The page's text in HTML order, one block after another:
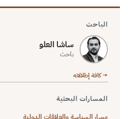
الباحث
ساشا العلو
باحث
→ كافة إطلالاته
المسارات البحثية
مسار السياسة والعلاقات الدولية